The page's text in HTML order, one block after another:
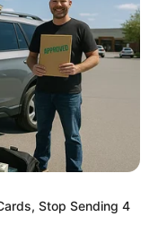
So Lifelike in
Stop Sending 4